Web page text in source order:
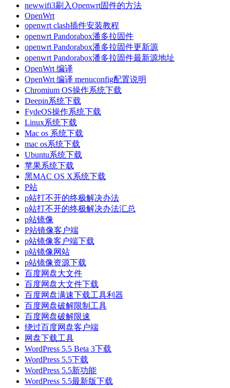
newwifi3刷入Openwrt固件的方法
OpenWrt
openwrt clash插件安装教程
openwrt Pandorabox潘多拉固件
openwrt Pandorabox潘多拉固件更新源
openwrt Pandorabox潘多拉固件最新源地址
OpenWrt 编译
OpenWrt 编译 menuconfig配置说明
Chromium OS操作系统下载
Deepin系统下载
FydeOS操作系统下载
Linux系统下载
Mac os 系统下载
mac os系统下载
Ubuntu系统下载
苹果系统下载
黑MAC OS X系统下载
P站
p站打不开的终极解决办法
p站打不开的终极解决办法汇总
p站镜像
P站镜像客户端
p站镜像客户端下载
p站镜像网站
p站镜像资源下载
百度网盘大文件
百度网盘大文件下载
百度网盘满速下载工具利器
百度网盘破解限制工具
百度网盘破解限速
绕过百度网盘客户端
网盘下载工具
WordPress 5.5 Beta 3下载
WordPress 5.5下载
WordPress 5.5新功能
WordPress 5.5最新版下载